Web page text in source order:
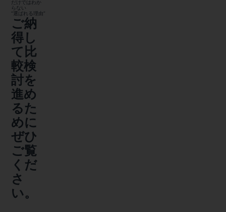
だけではわか
らない
“選ばれる理由”
ご納
得し
て比
較検
討を
進め
るた
めに
ぜひ
ご覧
くだ
さ
い。